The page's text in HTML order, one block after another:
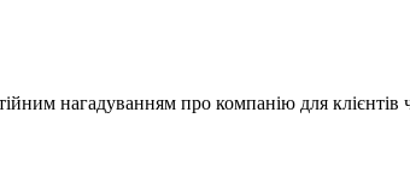
нагадуванням про компанію для